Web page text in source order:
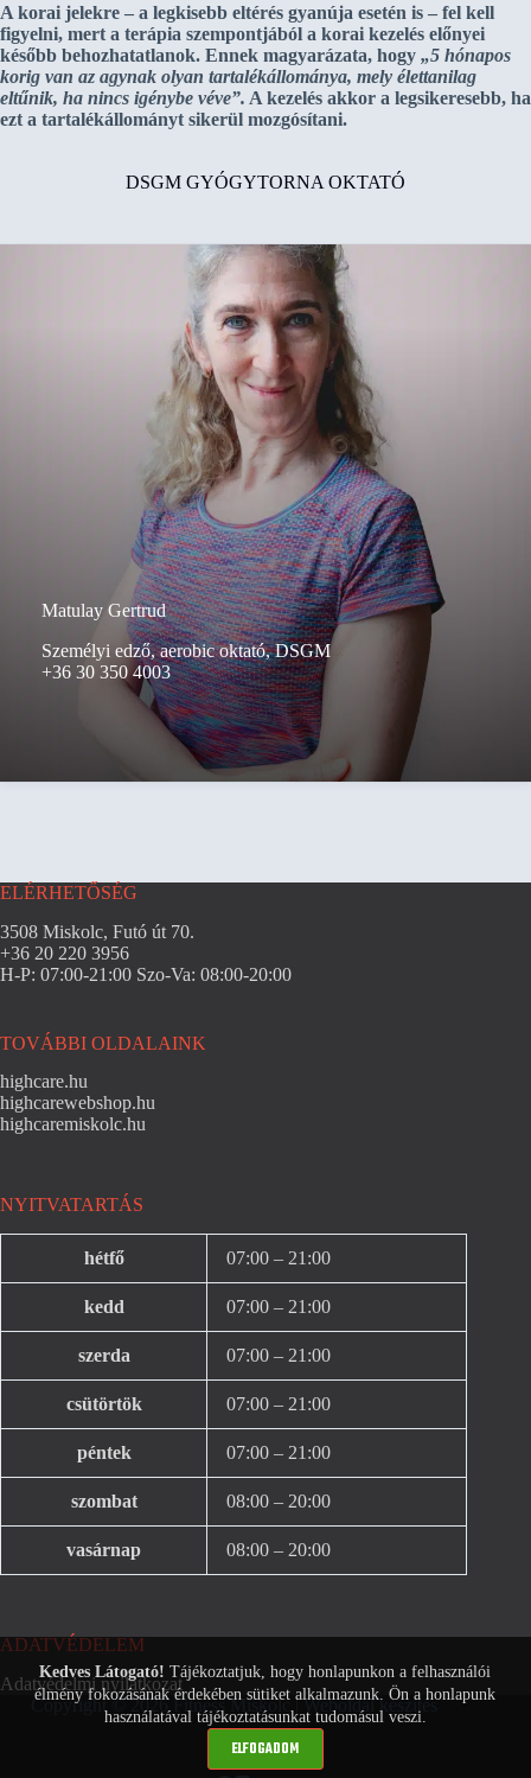
Kedves Látogató! Tájékoztatjuk, hogy honlapunkon a felhasználói
élmény fokozásának érdekében sütiket alkalmazunk. Ön a honlapunk
használatával tájékoztatásunkat tudomásul veszi.
ELFOGADOM
A korai jelekre – a legkisebb eltérés gyanúja esetén is – fel kell
figyelni, mert a terápia szempontjából a korai kezelés előnyei
később behozhatatlanok. Ennek magyarázata, hogy „5 hónapos
korig van az agynak olyan tartalékállománya, mely élettanilag
eltűnik, ha nincs igénybe véve”. A kezelés akkor a legsikeresebb, ha
ezt a tartalékállományt sikerül mozgósítani.
DSGM GYÓGYTORNA OKTATÓ
Matulay Gertrud
Személyi edző, aerobic oktató, DSGM
+36 30 350 4003
ELÉRHETŐSÉG
3508 Miskolc, Futó út 70.
+36 20 220 3956
H-P: 07:00-21:00 Szo-Va: 08:00-20:00
TOVÁBBI OLDALAINK
highcare.hu
highcarewebshop.hu
highcaremiskolc.hu
NYITVATARTÁS
hétfő 07:00 – 21:00
kedd 07:00 – 21:00
szerda 07:00 – 21:00
csütörtök 07:00 – 21:00
péntek 07:00 – 21:00
szombat 08:00 – 20:00
vasárnap 08:00 – 20:00
ADATVÉDELEM
Adatvédelmi nyilatkozat
Copyright © 2026 Fitness Miskolc |Weboldal készítés